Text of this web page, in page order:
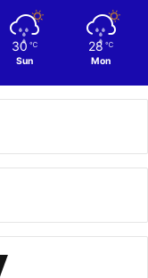
30 ℃
Sun
28 ℃
Mon